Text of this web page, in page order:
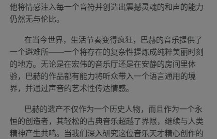
他将情感注入每一个音符并创造出震撼灵魂的和声的能力
仍然无与伦比。
在当今世界，生活节奏变得疯狂，巴赫的音乐提供了
一个避难所——一个将存在的复杂性提炼成纯粹美丽时刻
的地方。无论是在宏伟的音乐厅还是在安静的房间里体
验，巴赫的作品都有能力将听众带入一个语言通用的境
界，并通过声音的艺术性传达情感。
巴赫的遗产不仅作为一个历史人物，而且作为一个永
恒的创造者，其轻松的古典音乐超越了界限，继续与人类
精神产生共鸣。当我们深入研究这位音乐天才精心创作的